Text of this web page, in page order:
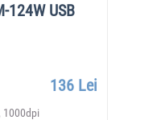
USB
136 Lei
1000dpi